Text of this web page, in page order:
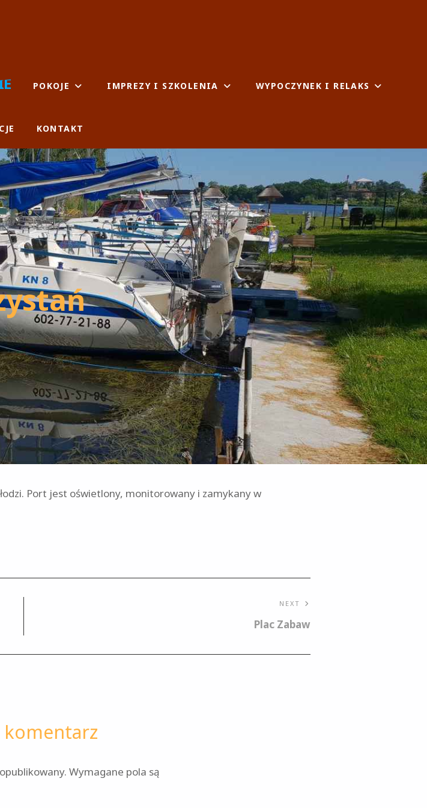
POKOJE IMPREZY I SZKOLENIA WYPOCZYNEK I RELAKS
KONTAKT
Port jest oświetlony, monitorowany i zamykany w
NEXT
Plac Zabaw
komentarz
Wymagane pola są